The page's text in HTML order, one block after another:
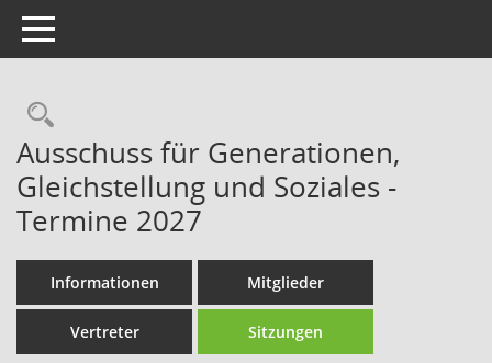
Toggle navigation
Rechercheauswahl
Ausschuss für Generationen,
Gleichstellung und Soziales -
Termine 2027
Informationen Mitglieder
Vertreter Sitzungen